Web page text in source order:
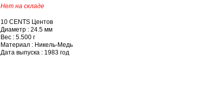
Нет на складе
10 CENTS Центов
Диаметр : 24.5 мм
Вес : 5.500 г
Материал : Никель-Медь
Дата выпуска : 1983 год